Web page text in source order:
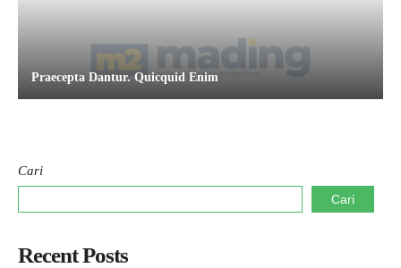
Praecepta Dantur. Quicquid Enim
Cari
Cari
Recent Posts